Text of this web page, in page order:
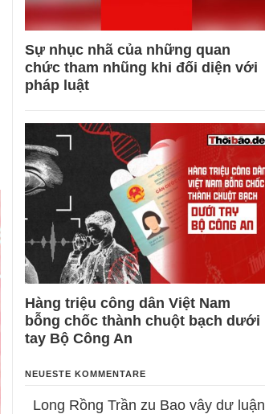
Sự nhục nhã của những quan
chức tham nhũng khi đối diện với
pháp luật
Hàng triệu công dân Việt Nam
bỗng chốc thành chuột bạch dưới
tay Bộ Công An
NEUESTE KOMMENTARE
Long Rồng Trần zu Bao vây dư luận